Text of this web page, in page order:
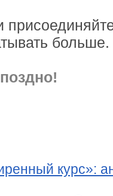
больше.
курс»: